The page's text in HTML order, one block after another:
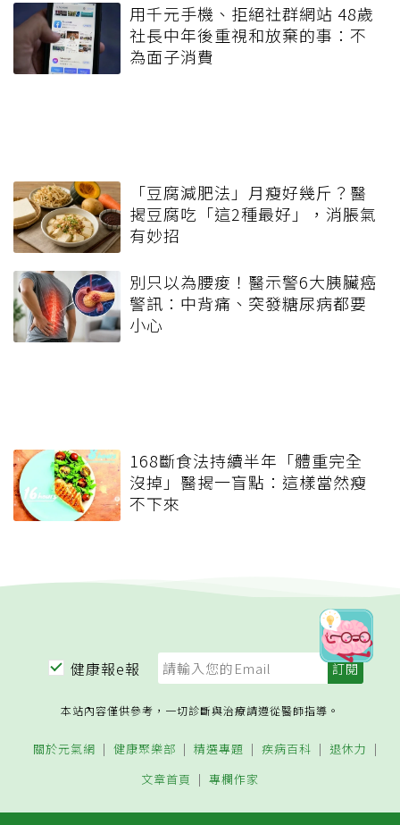
用千元手機、拒絕社群網站 48歲
社長中年後重視和放棄的事：不
為面子消費
「豆腐減肥法」月瘦好幾斤？醫
揭豆腐吃「這2種最好」，消脹氣
有妙招
別只以為腰痠！醫示警6大胰臟癌
警訊：中背痛、突發糖尿病都要
小心
168斷食法持續半年「體重完全
沒掉」醫揭一盲點：這樣當然瘦
不下來
健康報e報
本站內容僅供參考，一切診斷與治療請遵從醫師指導。
關於元氣網 健康聚樂部 精選專題 疾病百科
退休力
文章首頁
專欄作家